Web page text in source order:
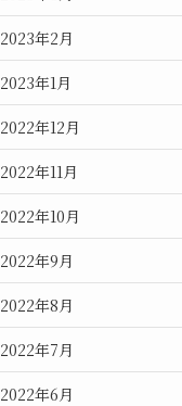
2023年2月
2023年1月
2022年12月
2022年11月
2022年10月
2022年9月
2022年8月
2022年7月
2022年6月